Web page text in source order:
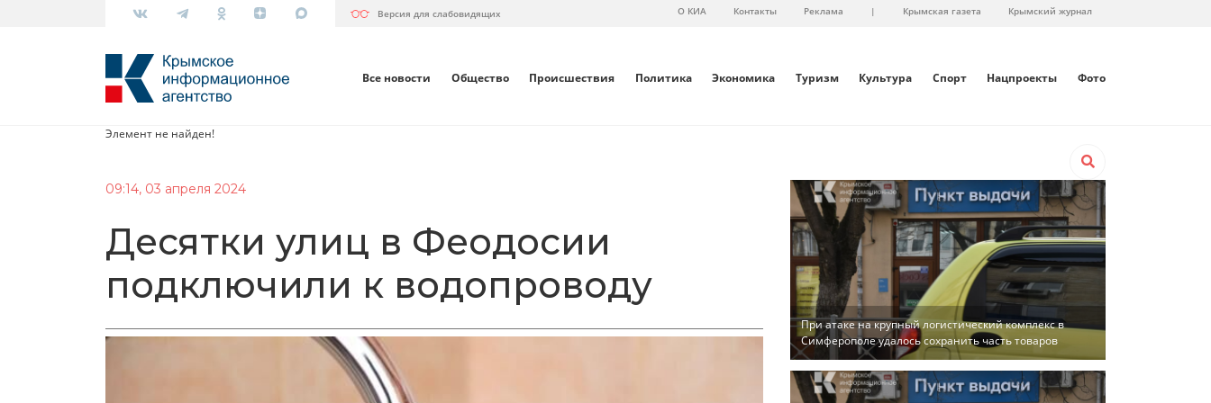
Версия для слабовидящих О КИА Контакты Реклама | Крымская газета Крымский журнал
Все новости Общество Происшествия Политика Экономика Туризм Культура Спорт Нацпроекты Фото
Элемент не найден!
09:14, 03 апреля 2024
Десятки улиц в Феодосии
подключили к водопроводу
При атаке на крупный логистический комплекс в
Симферополе удалось сохранить часть товаров